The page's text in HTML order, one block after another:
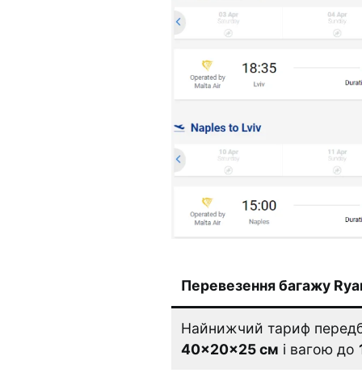
Перевезення багажу
Найнижчий тариф
40×20×25 см і вагою до